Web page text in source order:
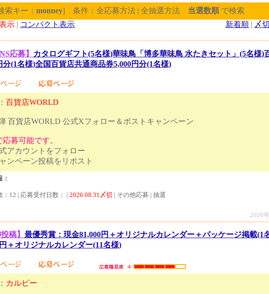
索キー： monney] 条件：全応募方法 | 全抽選方法 当選数順 で検索
示 | コンパクト表示 新着順 | 〆
応募】
カタログギフト(5名様)華味鳥「博多華味鳥 水たきセット」(5名様)
分(1名様)全国百貨店共通商品券5,000円分(1名様)
百貨店WORLD
百貨店WORLD 公式Xフォロー＆ポストキャンペーン
募可能です。
アカウントをフォロー
ャンペーン投稿をリポスト
：12 | 応募受付日数： | 2026.08.31〆切 | その他応募 | 抽選
2026
稿】 最優秀賞：現金81,000円＋オリジナルカレンダー＋パッケージ掲載(1
＋オリジナルカレンダー(11名様)
カルビー